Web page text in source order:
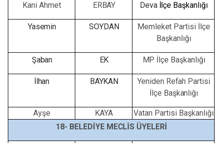
Kani Ahmet ERBAY Deva İlçe Başkanlığı
Yasemin SOYDAN Memleket Partisi İlçe
Başkanlığı
Şaban EK MP İlçe Başkanlığı
İlhan BAYKAN Yeniden Refah Partisi
İlçe Başkanlığı
Ayşe KAYA
Vatan Partisi Başkanlığı
18- BELEDİYE MECLİS ÜYELERİ